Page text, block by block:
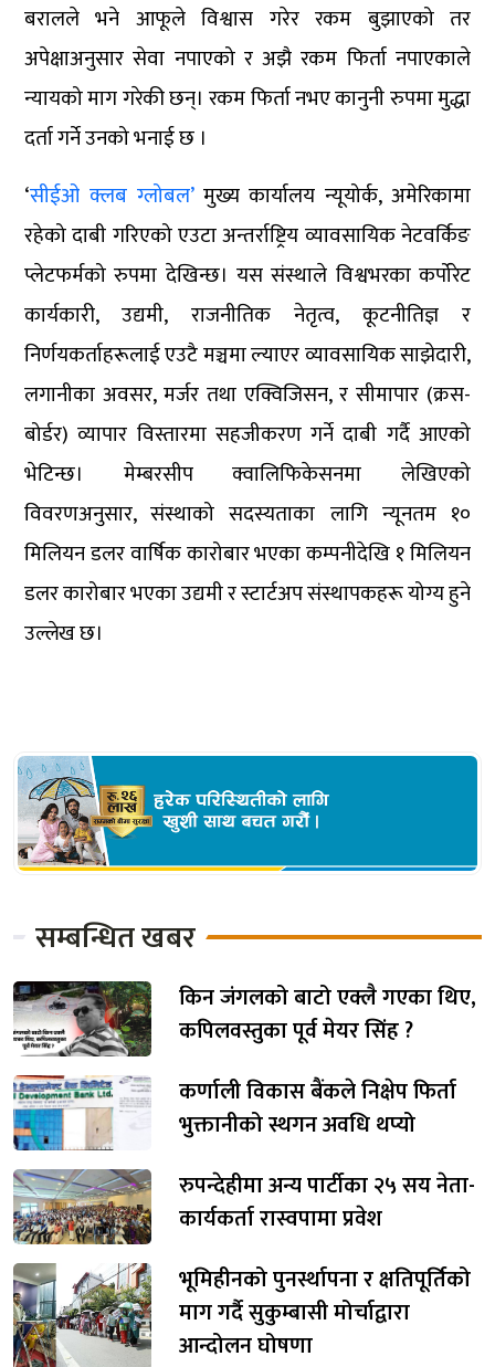
बरालले भने आफूले विश्वास गरेर रकम बुझाएको तर
अपेक्षाअनुसार सेवा नपाएको र अझै रकम फिर्ता नपाएकाले
न्यायको माग गरेकी छन्। रकम फिर्ता नभए कानुनी रुपमा मुद्धा
दर्ता गर्ने उनको भनाई छ ।
‘सीईओ क्लब ग्लोबल’मुख्य कार्यालय न्यूयोर्क, अमेरिकामा
रहेको दाबी गरिएको एउटा अन्तर्राष्ट्रिय व्यावसायिक नेटवर्किङ
प्लेटफर्मको रुपमा देखिन्छ। यस संस्थाले विश्वभरका कर्पोरेट
कार्यकारी, उद्यमी, राजनीतिक नेतृत्व, कूटनीतिज्ञ र
निर्णयकर्ताहरूलाई एउटै मञ्चमा ल्याएर व्यावसायिक साझेदारी,
लगानीका अवसर, मर्जर तथा एक्विजिसन, र सीमापार (क्रस-
बोर्डर) व्यापार विस्तारमा सहजीकरण गर्ने दाबी गर्दै आएको
भेटिन्छ। मेम्बरसीप क्वालिफिकेसनमा लेखिएको
विवरणअनुसार, संस्थाको सदस्यताका लागि न्यूनतम १०
मिलियन डलर वार्षिक कारोबार भएका कम्पनीदेखि १ मिलियन
डलर कारोबार भएका उद्यमी र स्टार्टअप संस्थापकहरू योग्य हुने
उल्लेख छ।
सम्बन्धित खबर
किन जंगलको बाटो एक्लै गएका थिए,
कपिलवस्तुका पूर्व मेयर सिंह ?
कर्णाली विकास बैंकले निक्षेप फिर्ता
भुक्तानीको स्थगन अवधि थप्यो
रुपन्देहीमा अन्य पार्टीका २५ सय नेता-
कार्यकर्ता रास्वपामा प्रवेश
भूमिहीनको पुनर्स्थापना र क्षतिपूर्तिको
माग गर्दै सुकुम्बासी मोर्चाद्वारा
आन्दोलन घोषणा